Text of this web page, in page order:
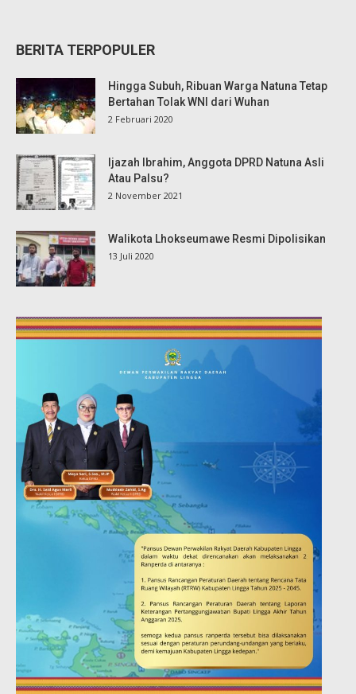
BERITA TERPOPULER
Hingga Subuh, Ribuan Warga Natuna Tetap
Bertahan Tolak WNI dari Wuhan
2 Februari 2020
Ijazah Ibrahim, Anggota DPRD Natuna Asli
Atau Palsu?
2 November 2021
Walikota Lhokseumawe Resmi Dipolisikan
13 Juli 2020